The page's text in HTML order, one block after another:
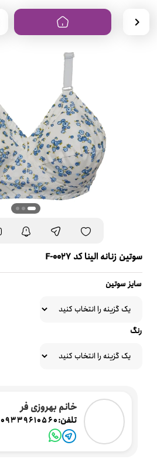
سوتین زنانه الینا کد F-0027
سایز سوتین
رنگ
خانم بهروزی فر
تلفن:09339610560